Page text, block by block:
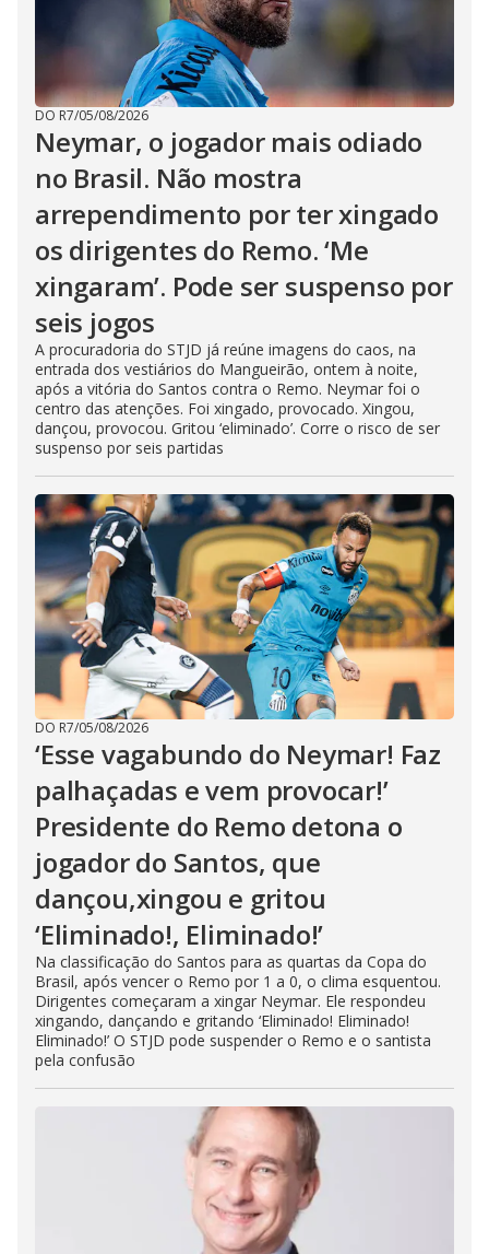
DO R7/05/08/2026
Neymar, o jogador mais odiado
no Brasil. Não mostra
arrependimento por ter xingado
os dirigentes do Remo. ‘Me
xingaram’. Pode ser suspenso por
seis jogos
A procuradoria do STJD já reúne imagens do caos, na
entrada dos vestiários do Mangueirão, ontem à noite,
após a vitória do Santos contra o Remo. Neymar foi o
centro das atenções. Foi xingado, provocado. Xingou,
dançou, provocou. Gritou ‘eliminado’. Corre o risco de ser
suspenso por seis partidas
DO R7/05/08/2026
‘Esse vagabundo do Neymar! Faz
palhaçadas e vem provocar!’
Presidente do Remo detona o
jogador do Santos, que
dançou,xingou e gritou
‘Eliminado!, Eliminado!’
Na classificação do Santos para as quartas da Copa do
Brasil, após vencer o Remo por 1 a 0, o clima esquentou.
Dirigentes começaram a xingar Neymar. Ele respondeu
xingando, dançando e gritando ‘Eliminado! Eliminado!
Eliminado!’ O STJD pode suspender o Remo e o santista
pela confusão